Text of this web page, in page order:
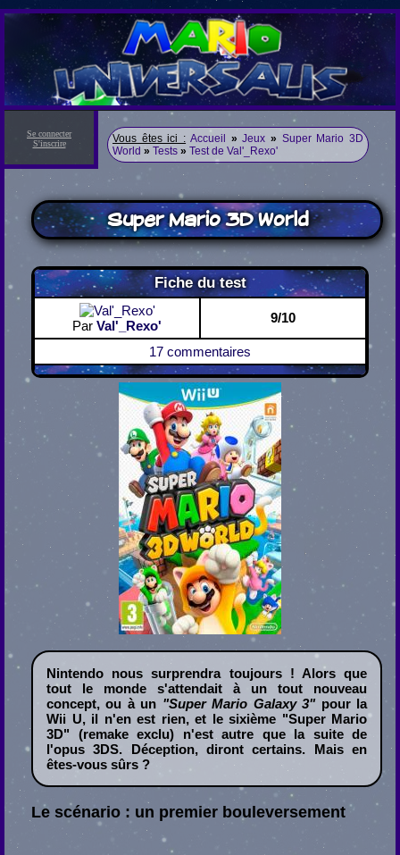
Se connecter
S'inscrire
Vous êtes ici : Accueil » Jeux » Super Mario 3D
World » Tests » Test de Val'_Rexo'
Super Mario 3D World
Fiche du test
Par Val'_Rexo'
9/10
17 commentaires
Nintendo nous surprendra toujours ! Alors que
tout le monde s'attendait à un tout nouveau
concept, ou à un "Super Mario Galaxy 3"pour la
Wii U, il n'en est rien, et le sixième "Super Mario
3D" (remake exclu) n'est autre que la suite de
l'opus 3DS. Déception, diront certains. Mais en
êtes-vous sûrs ?
Le scénario : un premier bouleversement